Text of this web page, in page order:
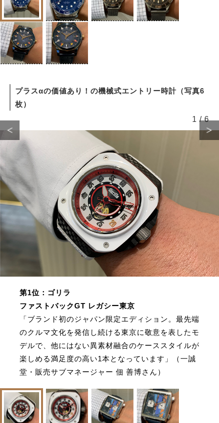
プラスαの価値あり！の機械式エントリー時計（写真6
枚）
第1位：ゴリラ
ファストバックGT レガシー東京
「ブランド初のジャパン限定エディション。最先端
のクルマ文化を発信し続ける東京に敬意を表したモ
デルで、他にはない異素材融合のケーススタイルが
楽しめる満足度の高い1本となっています」（一誠
堂・販売サブマネージャー 佃 善博さん）
1 /6